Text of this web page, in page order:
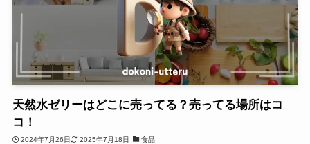
天然水ゼリーはどこに売ってる？売ってる場所はコ
コ！
2024年7月26日 2025年7月18日 食品